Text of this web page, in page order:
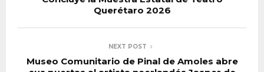
Querétaro 2026
NEXT POST
Museo Comunitario de Pinal de Amoles abre